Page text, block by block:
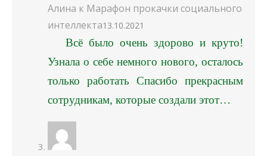
Алина к Марафон прокачки социального
интеллекта13.10.2021
Всё было очень здорово и круто!
Узнала о себе немного нового, осталось
только работать Спасибо прекрасным
сотрудникам, которые создали этот…